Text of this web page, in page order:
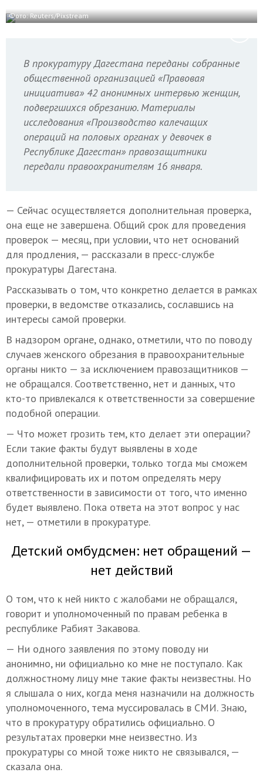
Фото: Reuters/Pixstream
В прокуратуру Дагестана переданы собранные
общественной организацией «Правовая
инициатива» 42 анонимных интервью женщин,
подвергшихся обрезанию. Материалы
исследования «Производство калечащих
операций на половых органах у девочек в
Республике Дагестан» правозащитники
передали правоохранителям 16 января.
— Сейчас осуществляется дополнительная проверка,
она еще не завершена. Общий срок для проведения
проверок — месяц, при условии, что нет оснований
для продления, — рассказали в пресс-службе
прокуратуры Дагестана.
Рассказывать о том, что конкретно делается в рамках
проверки, в ведомстве отказались, сославшись на
интересы самой проверки.
В надзором органе, однако, отметили, что по поводу
случаев женского обрезания в правоохранительные
органы никто — за исключением правозащитников —
не обращался. Соответственно, нет и данных, что
кто-то привлекался к ответственности за совершение
подобной операции.
— Что может грозить тем, кто делает эти операции?
Если такие факты будут выявлены в ходе
дополнительной проверки, только тогда мы сможем
квалифицировать их и потом определять меру
ответственности в зависимости от того, что именно
будет выявлено. Пока ответа на этот вопрос у нас
нет, — отметили в прокуратуре.
Детский омбудсмен: нет обращений —
нет действий
О том, что к ней никто с жалобами не обращался,
говорит и уполномоченный по правам ребенка в
республике Рабият Закавова.
— Ни одного заявления по этому поводу ни
анонимно, ни официально ко мне не поступало. Как
должностному лицу мне такие факты неизвестны. Но
я слышала о них, когда меня назначили на должность
уполномоченного, тема муссировалась в СМИ. Знаю,
что в прокуратуру обратились официально. О
результатах проверки мне неизвестно. Из
прокуратуры со мной тоже никто не связывался, —
сказала она.